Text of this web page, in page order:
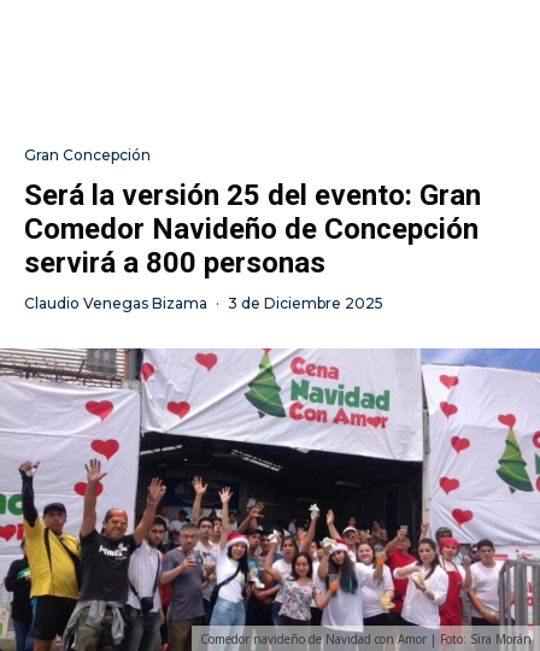
Gran Concepción
Será la versión 25 del evento: Gran
Comedor Navideño de Concepción
servirá a 800 personas
Claudio Venegas Bizama · 3 de Diciembre 2025
Comedor navideño de Navidad con Amor | Foto: Sira Morán